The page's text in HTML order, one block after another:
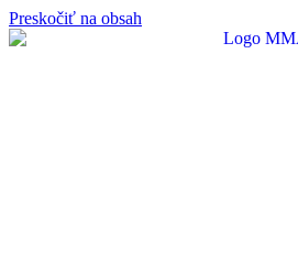
Preskočiť na obsah